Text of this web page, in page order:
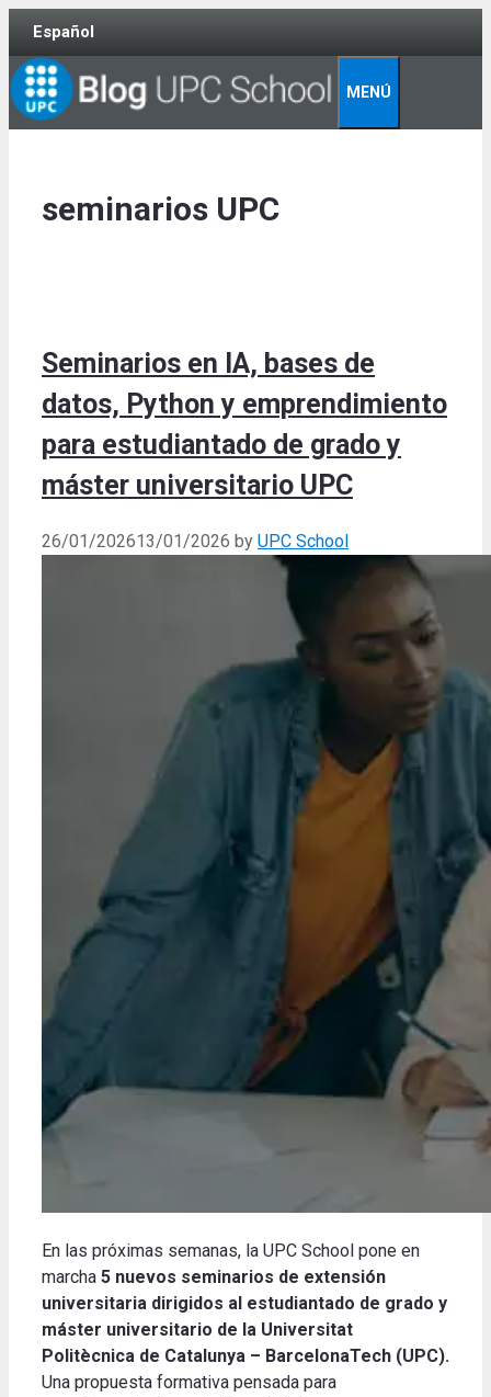
Skip
content
Español
MENÚ
seminarios UPC
Seminarios en IA, bases de
datos, Python y emprendimiento
para estudiantado de grado y
máster universitario UPC
26/01/202613/01/2026 by UPC School
En las próximas semanas, la UPC School pone en
marcha 5 nuevos seminarios de extensión
universitaria dirigidos al estudiantado de grado y
máster universitario de la Universitat
Politècnica de Catalunya – BarcelonaTech (UPC).
Una propuesta formativa pensada para